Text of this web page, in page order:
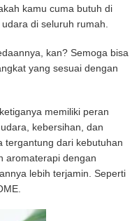
kamu cuma butuh di
di seluruh rumah.
kan? Semoga bisa
yang sesuai dengan
memiliki peran
kebersihan, dan
tergantung dari kebutuhan
aromaterapi dengan
lebih terjamin. Seperti